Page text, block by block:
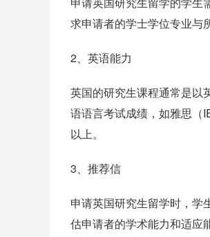
求申请者的学士学位专业与
2、英语能力
英国的研究生课程通常是以
语语言考试成绩，如雅思（
以上。
3、推荐信
申请英国研究生留学时，学
估申请者的学术能力和适应